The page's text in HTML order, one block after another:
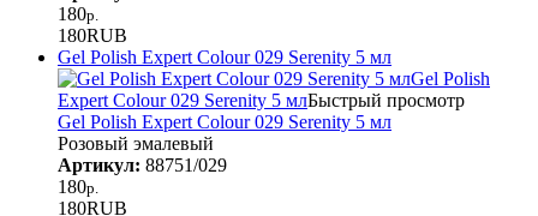
180р.
180RUB
Gel Polish Expert Colour 029 Serenity 5 мл
Gel Polish
Expert Colour 029 Serenity 5 млБыстрый просмотр
Gel Polish Expert Colour 029 Serenity 5 мл
Розовый эмалевый
Артикул: 88751/029
180р.
180RUB